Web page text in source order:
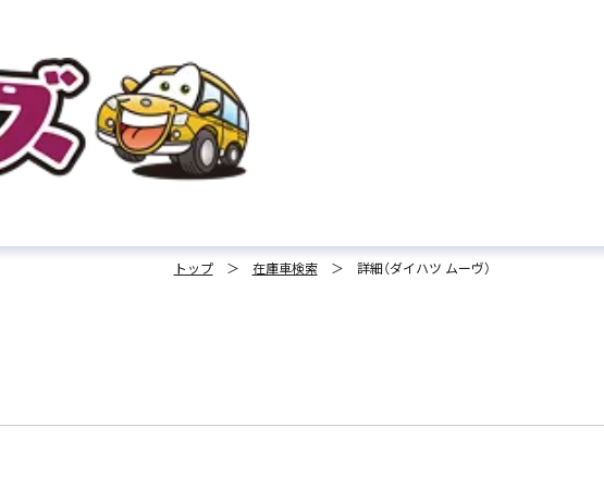
トップ＞ 在庫車検索＞ 詳細（ダイハツ ムーヴ）